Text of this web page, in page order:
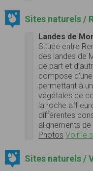
Sites naturels /
Landes de
Située entre
des landes de
de part et
compose
permettant à
végétales de
la roche
différentes
alignements
Photos Voir le
Sites naturels /